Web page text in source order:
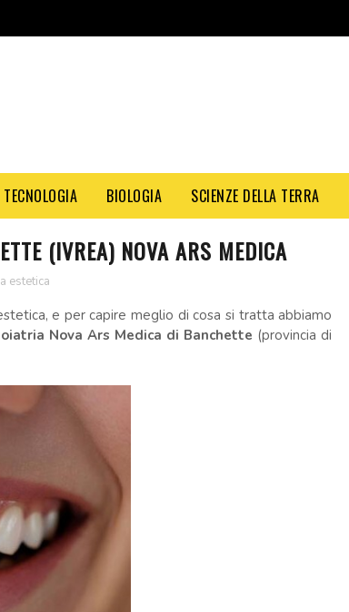
TECNOLOGIA BIOLOGIA SCIENZE DELLA TERRA
(IVREA) NOVA ARS MEDICA
estetica
e per capire meglio di cosa si tratta abbiamo
Nova Ars Medica di Banchette (provincia di